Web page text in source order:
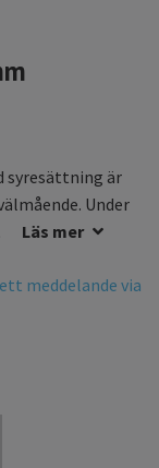
syresättning är
Under
Läs mer
meddelande via